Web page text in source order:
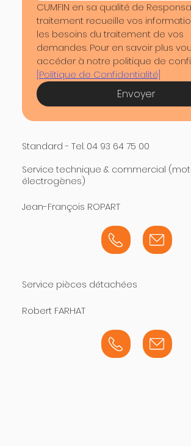
CUMFIN en sa qualité de
traitement recueille vos
les besoins du traitement de vos
demandes. Pour en savoir plus
[Politique de Confidentialité]
Envoyer
Jean-François ROPART
Standard - Tel. 04 93 64 75 00
Service technique & commercial
électrogènes)
Robert FARHAT
Service pièces détachées